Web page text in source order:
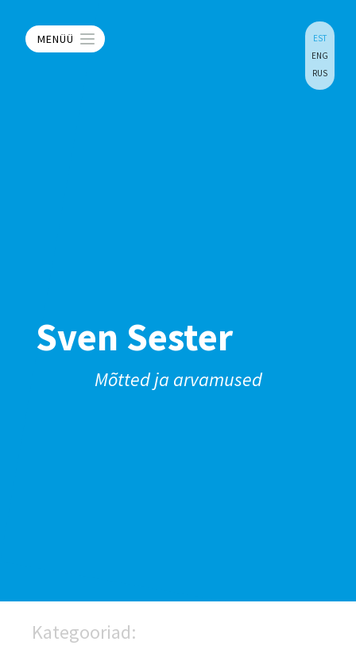
MENÜÜ
EST
ENG
RUS
Sven Sester
Mõtted ja arvamused
Kategooriad: